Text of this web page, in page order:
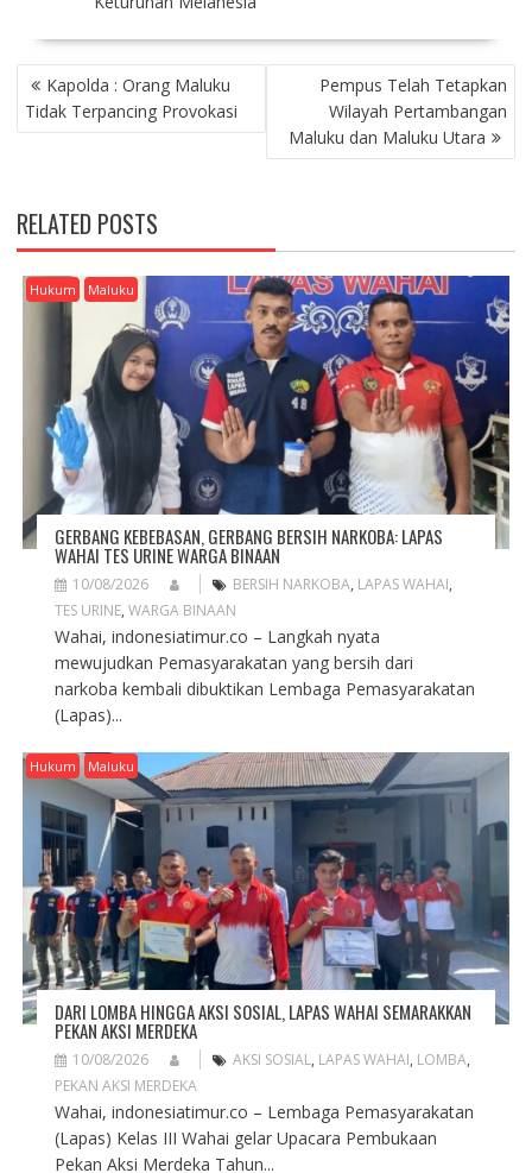
P
O
S
A
V
I
G
A
Kapolda : Orang Maluku
Tidak Terpancing Provokasi
Pempus Telah Tetapkan
Wilayah Pertambangan
Maluku dan Maluku Utara
RELATED POSTS
Hukum Maluku
GERBANG KEBEBASAN, GERBANG BERSIH NARKOBA: LAPAS
WAHAI TES URINE WARGA BINAAN
10/08/2026 BERSIH NARKOBA, LAPAS WAHAI,
TES URINE, WARGA BINAAN
Wahai, indonesiatimur.co – Langkah nyata
mewujudkan Pemasyarakatan yang bersih dari
narkoba kembali dibuktikan Lembaga Pemasyarakatan
(Lapas)...
Hukum Maluku
DARI LOMBA HINGGA AKSI SOSIAL, LAPAS WAHAI SEMARAKKAN
PEKAN AKSI MERDEKA
10/08/2026 AKSI SOSIAL, LAPAS WAHAI, LOMBA,
PEKAN AKSI MERDEKA
Wahai, indonesiatimur.co – Lembaga Pemasyarakatan
(Lapas) Kelas III Wahai gelar Upacara Pembukaan
Pekan Aksi Merdeka Tahun...